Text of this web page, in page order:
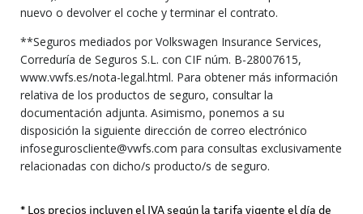
nuevo o devolver el coche y terminar el contrato.
**Seguros mediados por Volkswagen Insurance Services,
Correduría de Seguros S.L. con CIF núm. B-28007615,
www.vwfs.es/nota-legal.html. Para obtener más información
relativa de los productos de seguro, consultar la
documentación adjunta. Asimismo, ponemos a su
disposición la siguiente dirección de correo electrónico
infoseguroscliente@vwfs.com para consultas exclusivamente
relacionadas con dicho/s producto/s de seguro.
* Los precios incluyen el IVA según la tarifa vigente el día de